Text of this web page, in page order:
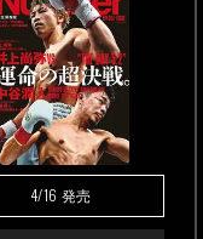
4/16 発売